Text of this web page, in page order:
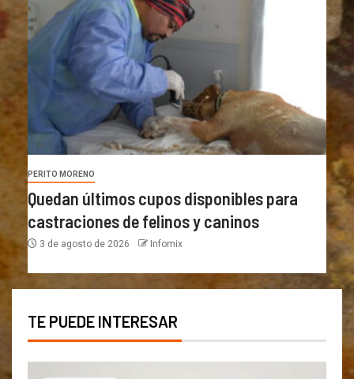
PERITO MORENO
Quedan últimos cupos disponibles para
castraciones de felinos y caninos
3 de agosto de 2026 Infomix
TE PUEDE INTERESAR